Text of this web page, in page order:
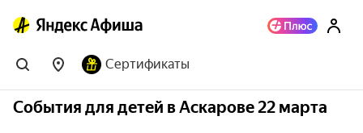
Сертификаты
События для детей в Аскарове 22 марта